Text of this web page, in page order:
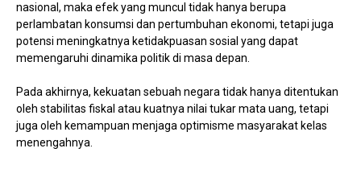
nasional, maka efek yang muncul tidak hanya berupa
perlambatan konsumsi dan pertumbuhan ekonomi, tetapi juga
potensi meningkatnya ketidakpuasan sosial yang dapat
memengaruhi dinamika politik di masa depan.
Pada akhirnya, kekuatan sebuah negara tidak hanya ditentukan
oleh stabilitas fiskal atau kuatnya nilai tukar mata uang, tetapi
juga oleh kemampuan menjaga optimisme masyarakat kelas
menengahnya.